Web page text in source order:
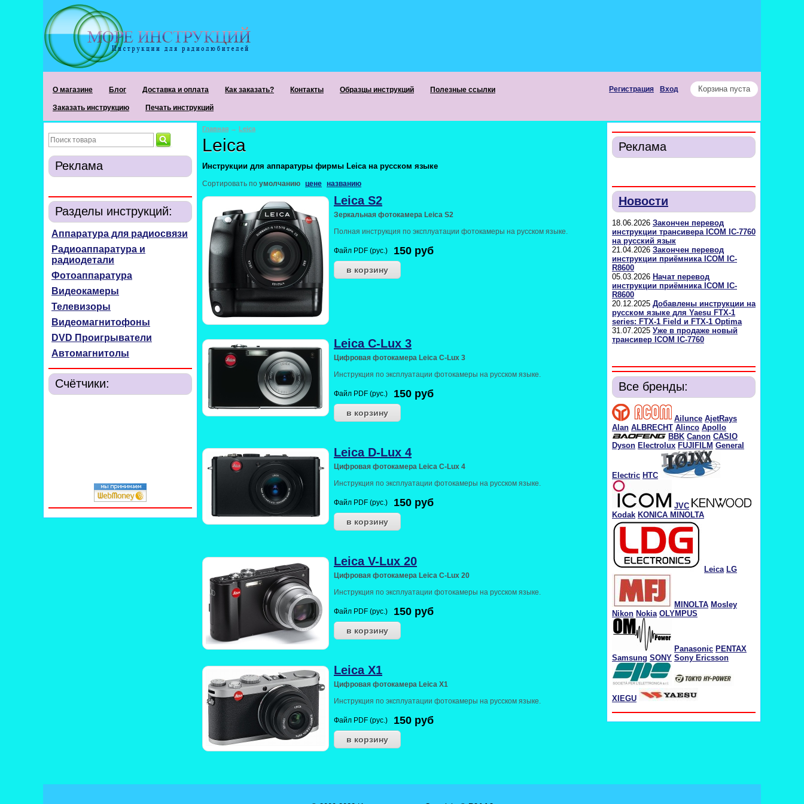
О магазине Блог Доставка и оплата Как заказать? Контакты Образцы инструкций Полезные ссылки
Заказать инструкцию Печать инструкций
Корзина пуста
Регистрация Вход
Реклама
Разделы инструкций:
Аппаратура для радиосвязи
Радиоаппаратура и
радиодетали
Фотоаппаратура
Видеокамеры
Телевизоры
Видеомагнитофоны
DVD Проигрыватели
Автомагнитолы
Счётчики:
Реклама
Новости
18.06.2026 Закончен перевод
инструкции трансивера ICOM IC-7760
на русский язык
21.04.2026 Закончен перевод
инструкции приёмника ICOM IC-
R8600
05.03.2026 Начат перевод
инструкции приёмника ICOM IC-
R8600
20.12.2025 Добавлены инструкции на
русском языке для Yaesu FTX-1
series: FTX-1 Field и FTX-1 Optima
31.07.2025 Уже в продаже новый
трансивер ICOM IC-7760
Все бренды:
Ailunce AjetRays
Alan ALBRECHT Alinco Apollo
BBK Canon CASIO
Dyson Electrolux FUJIFILM General
Electric HTC
JVC
Kodak KONICA MINOLTA
Leica LG
MINOLTA Mosley
Nikon Nokia OLYMPUS
Panasonic PENTAX
Samsung SONY Sony Ericsson
XIEGU
Главная → Leica
Leica
Инструкции для аппаратуры фирмы Leica на русском языке
Сортировать по умолчанию цене названию
Leica S2
Зеркальная фотокамера Leica S2
Полная инструкция по эксплуатации фотокамеры на русском языке.
Файл PDF (рус.) 150 руб
Leica C-Lux 3
Цифровая фотокамера Leica C-Lux 3
Инструкция по эксплуатации фотокамеры на русском языке.
Файл PDF (рус.) 150 руб
Leica D-Lux 4
Цифровая фотокамера Leica C-Lux 4
Инструкция по эксплуатации фотокамеры на русском языке.
Файл PDF (рус.) 150 руб
Leica V-Lux 20
Цифровая фотокамера Leica C-Lux 20
Инструкция по эксплуатации фотокамеры на русском языке.
Файл PDF (рус.) 150 руб
Leica X1
Цифровая фотокамера Leica X1
Инструкция по эксплуатации фотокамеры на русском языке.
Файл PDF (рус.) 150 руб